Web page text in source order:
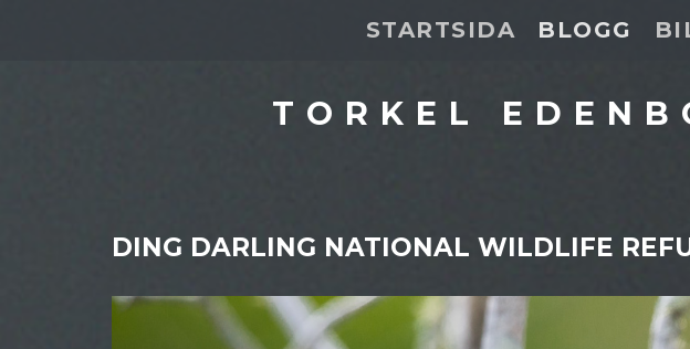
STARTSIDA BLOGG
TORKEL
DING DARLING NATIONAL WILDLIFE